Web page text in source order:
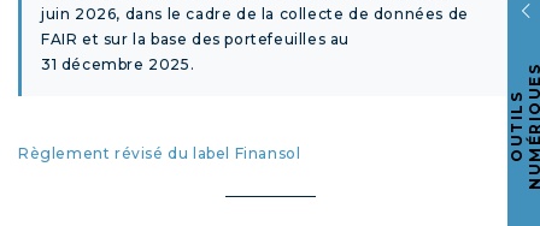
juin 2026, dans le cadre de la collecte de données de
FAIR et sur la base des portefeuilles au
31 décembre 2025.
Règlement révisé du label Finansol O
U
T
I
L
S
N
U
M
É
R
I
Q
U
E